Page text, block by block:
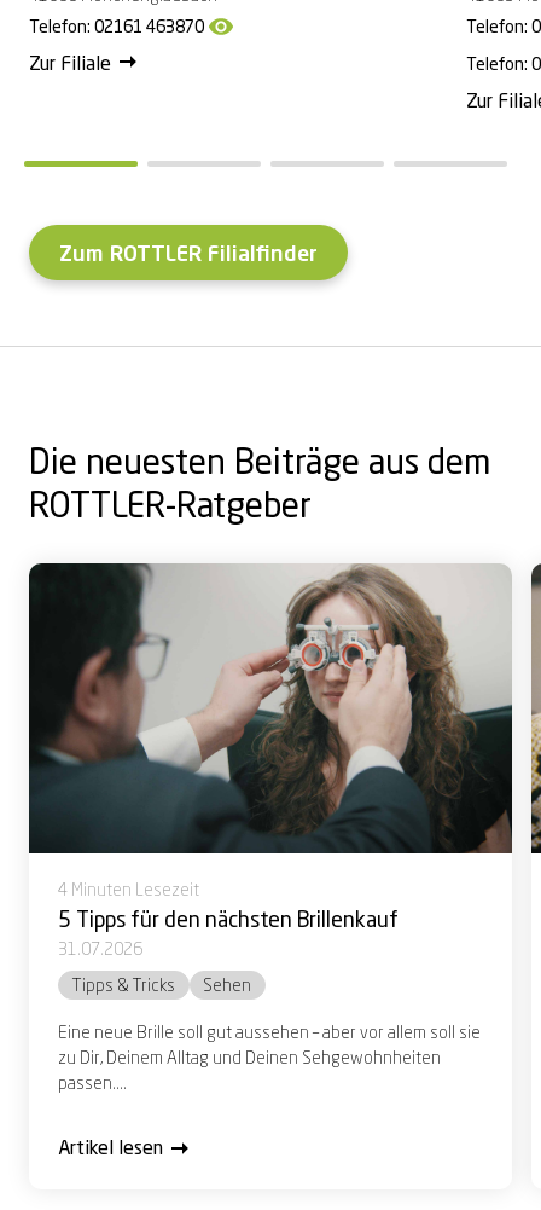
Telefon: 02161 463870
Zur Filiale
Telefon:
Telefon:
Zur
Zum ROTTLER Filialfinder
Die neuesten Beiträge aus dem
ROTTLER-Ratgeber
4 Minuten Lesezeit
5 Tipps für den nächsten Brillenkauf
31.07.2026
Tipps & Tricks Sehen
Eine neue Brille soll gut aussehen – aber vor allem soll sie
zu Dir, Deinem Alltag und Deinen Sehgewohnheiten
passen....
Artikel lesen